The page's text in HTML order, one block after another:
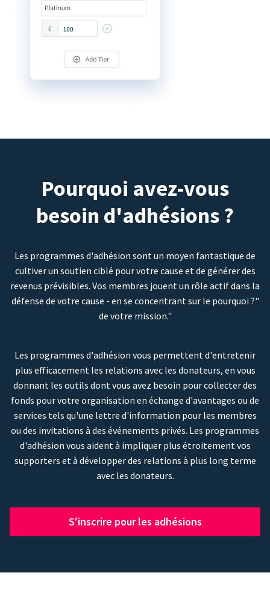
Pourquoi avez-vous
besoin d'adhésions ?
Les programmes d'adhésion sont un moyen fantastique de
cultiver un soutien ciblé pour votre cause et de générer des
revenus prévisibles. Vos membres jouent un rôle actif dans la
défense de votre cause - en se concentrant sur le pourquoi ?"
de votre mission."
Les programmes d'adhésion vous permettent d'entretenir
plus efficacement les relations avec les donateurs, en vous
donnant les outils dont vous avez besoin pour collecter des
fonds pour votre organisation en échange d'avantages ou de
services tels qu'une lettre d'information pour les membres
ou des invitations à des événements privés. Les programmes
d'adhésion vous aident à impliquer plus étroitement vos
supporters et à développer des relations à plus long terme
avec les donateurs.
S'inscrire pour les adhésions